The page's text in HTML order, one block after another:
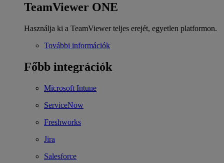
TeamViewer ONE
Használja ki a TeamViewer teljes erejét, egyetlen platformon.
További információk
Főbb integrációk
Microsoft Intune
ServiceNow
Freshworks
Jira
Salesforce